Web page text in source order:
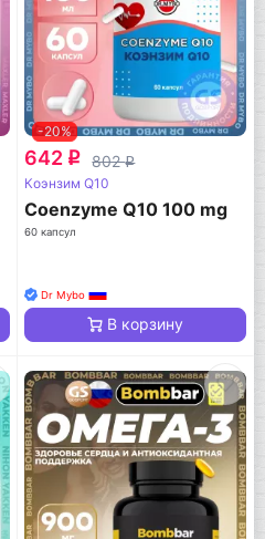
-20%
642 q 802q
Коэнзим Q10
Coenzyme Q10 100 mg
60 капсул
Dr Mybo
В корзину